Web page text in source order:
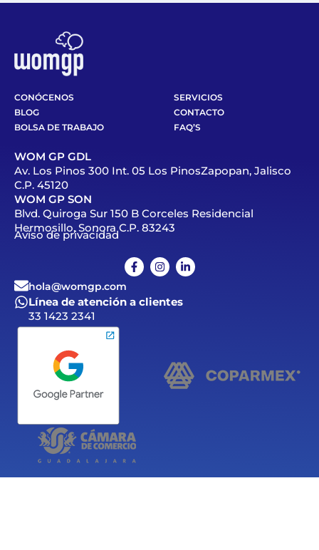
CONÓCENOS
SERVICIOS
BLOG
CONTACTO
BOLSA DE TRABAJO
FAQ’S
WOM GP GDL
Av. Los Pinos 300 Int. 05 Los PinosZapopan, Jalisco
C.P. 45120
WOM GP SON
Blvd. Quiroga Sur 150 B Corceles Residencial
Hermosillo, Sonora C.P. 83243
Aviso de privacidad
hola@womgp.com
Línea de atención a clientes
33 1423 2341